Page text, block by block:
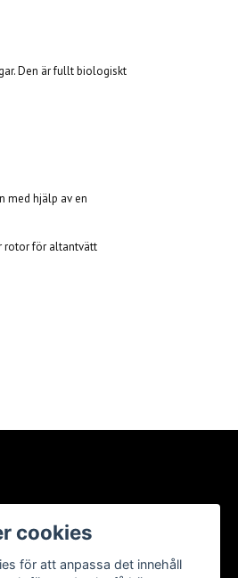
Den är fullt biologiskt
med hjälp av en
rotor för altantvätt
cookies
för att anpassa det innehåll